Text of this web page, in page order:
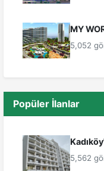
MY
5,052
Popüler İlanlar
5,562